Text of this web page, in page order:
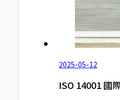
2025-05-12
ISO 14001 國